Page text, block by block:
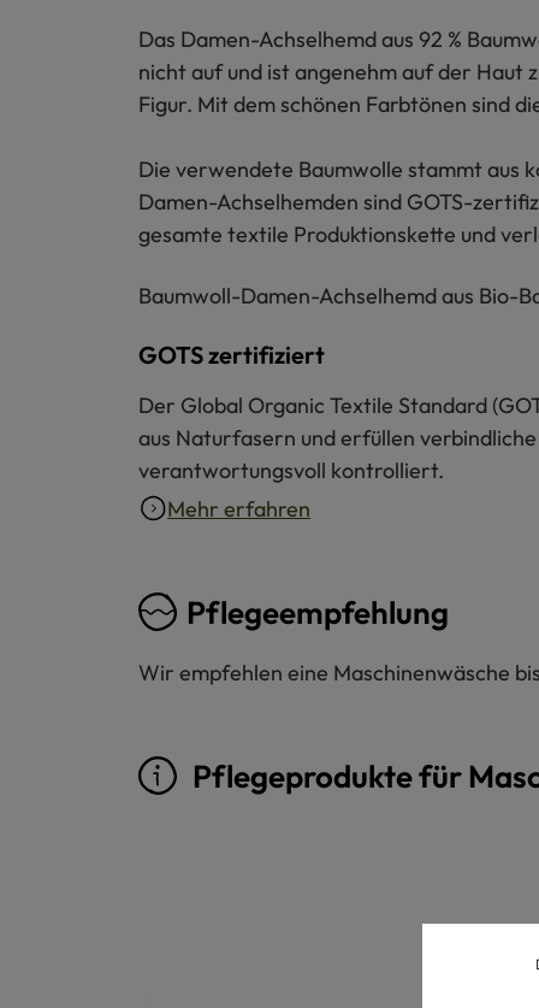
Das Damen-Achselhemd aus 92 %
nicht auf und ist angenehm auf der Haut
Figur. Mit dem schönen Farbtönen sind
Die verwendete Baumwolle stammt aus
Damen-Achselhemden sind GOTS-
gesamte textile Produktionskette und
Baumwoll-Damen-Achselhemd aus Bio-
GOTS zertifiziert
Der Global Organic Textile Standard
aus Naturfasern und erfüllen
verantwortungsvoll kontrolliert.
Mehr erfahren
Pflegeempfehlung
Wir empfehlen eine Maschinenwäsche
Pflegeprodukte für